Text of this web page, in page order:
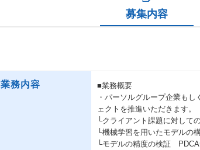
募集内容
業務内容
■業務概要
・パーソルグループ企業も
ェクトを推進いただきます。
└クライアント課題に対して
└機械学習を用いたモデルの
└モデルの精度の検証